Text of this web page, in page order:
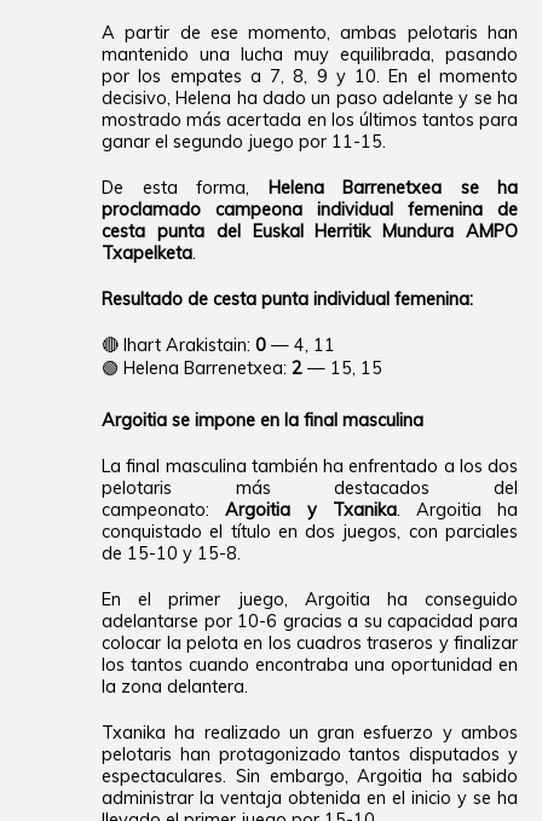
A partir de ese momento, ambas pelotaris han
mantenido una lucha muy equilibrada, pasando
por los empates a 7, 8, 9 y 10. En el momento
decisivo, Helena ha dado un paso adelante y se ha
mostrado más acertada en los últimos tantos para
ganar el segundo juego por 11-15.
De esta forma, Helena Barrenetxea se ha
proclamado campeona individual femenina de
cesta punta del Euskal Herritik Mundura AMPO
Txapelketa.
Resultado de cesta punta individual femenina:
🔴 Ihart Arakistain:0 — 4, 11
🟢 Helena Barrenetxea:2 — 15, 15
Argoitia se impone en la final masculina
La final masculina también ha enfrentado a los dos
pelotaris más destacados del
campeonato:Argoitia y Txanika. Argoitia ha
conquistado el título en dos juegos, con parciales
de 15-10 y 15-8.
En el primer juego, Argoitia ha conseguido
adelantarse por 10-6 gracias a su capacidad para
colocar la pelota en los cuadros traseros y finalizar
los tantos cuando encontraba una oportunidad en
la zona delantera.
Txanika ha realizado un gran esfuerzo y ambos
pelotaris han protagonizado tantos disputados y
espectaculares. Sin embargo, Argoitia ha sabido
administrar la ventaja obtenida en el inicio y se ha